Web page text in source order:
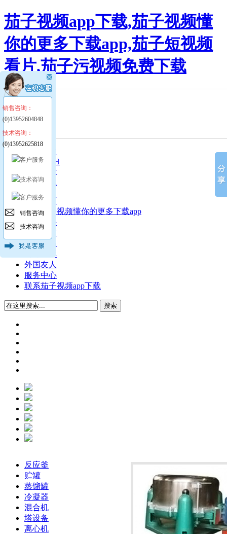
茄子视频app下载,茄子视频懂
你的更多下载app,茄子短视频
看片,茄子污视频免费下载
简体中文
ENGLISH
留言反馈
样本下载
网站首页
走进茄子视频懂你的更多下载app
新闻中心
技术文章
公司产品
公司图库
外国友人
服务中心
联系茄子视频app下载
搜索
反应釜
贮罐
蒸馏罐
冷凝器
混合机
塔设备
离心机
销售咨询：
(0)13952604848
技术咨询：
(0)13952625818
销售咨询
技术咨询